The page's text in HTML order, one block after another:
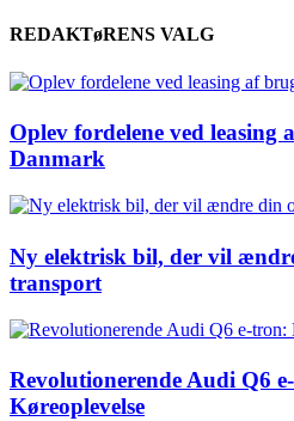
REDAKTøRENS VALG
Oplev fordelene ved leasing
Danmark
Ny elektrisk bil, der vil
transport
Revolutionerende Audi Q6
Køreoplevelse